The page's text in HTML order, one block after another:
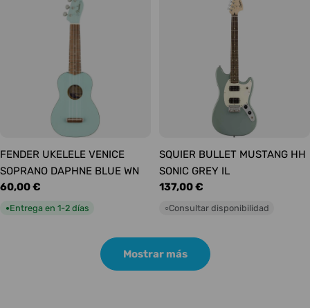
FENDER UKELELE VENICE
SOPRANO DAPHNE BLUE WN
Precio
habitual
60,00 €
●Entrega en 1-2 días
SQUIER BULLET MUSTANG HH
SONIC GREY IL
Precio
habitual
137,00 €
○Consultar disponibilidad
Mostrar más